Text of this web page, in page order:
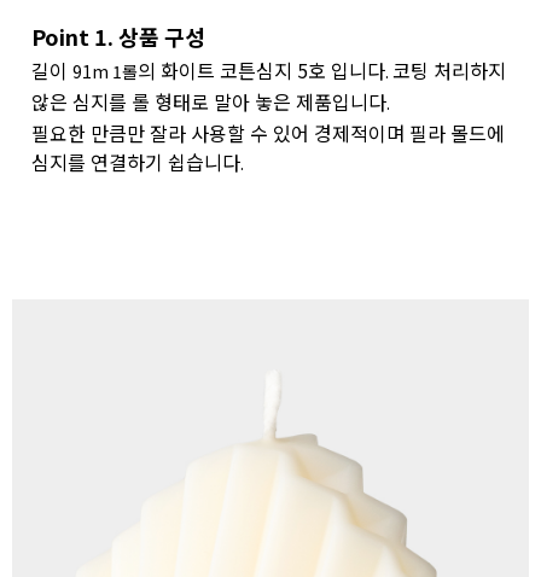
Point 1. 상품 구성
길이 91m 1롤의 화이트 코튼심지 5호 입니다. 코팅 처리하지
않은 심지를 롤 형태로 말아 놓은 제품입니다.
필요한 만큼만 잘라 사용할 수 있어 경제적이며 필라 몰드에
심지를 연결하기 쉽습니다.